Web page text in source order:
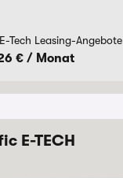
Tech Leasing-Angebote
€ / Monat
E-TECH